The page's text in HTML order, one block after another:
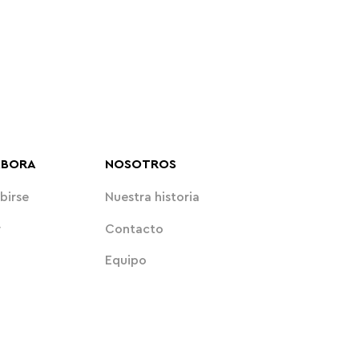
NOSOTROS
Nuestra historia
Contacto
Equipo